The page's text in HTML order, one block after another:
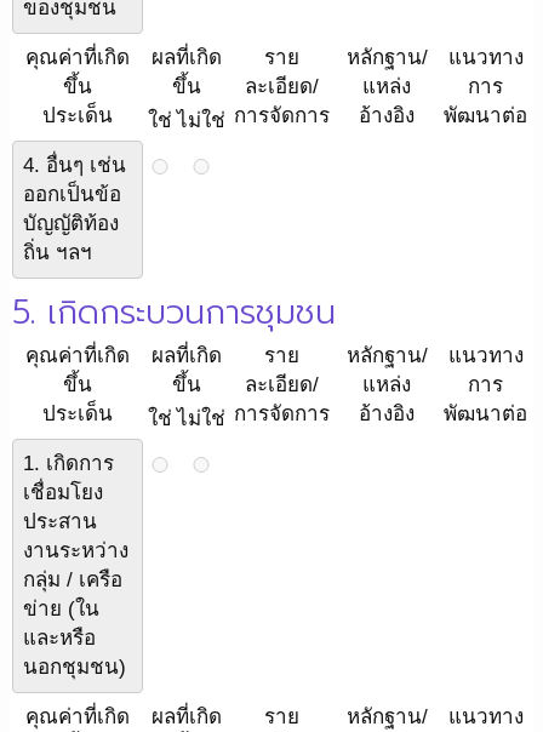
ของชุมชน
คุณค่าที่เกิด
ขึ้น
ประเด็น
ผลที่เกิด
ขึ้น
ราย
ละเอียด/
การจัดการ
หลักฐาน/
แหล่ง
อ้างอิง
แนวทาง
การ
พัฒนาต่อ
ใช่ ไม่ใช่
4. อื่นๆ เช่น
ออกเป็นข้อ
บัญญัติท้อง
ถิ่น ฯลฯ
5. เกิดกระบวนการชุมชน
คุณค่าที่เกิด
ขึ้น
ประเด็น
ผลที่เกิด
ขึ้น
ราย
ละเอียด/
การจัดการ
หลักฐาน/
แหล่ง
อ้างอิง
แนวทาง
การ
พัฒนาต่อ
ใช่ ไม่ใช่
1. เกิดการ
เชื่อมโยง
ประสาน
งานระหว่าง
กลุ่ม / เครือ
ข่าย (ใน
และหรือ
นอกชุมชน)
คุณค่าที่เกิด
ผลที่เกิด
ราย
หลักฐาน/
แนวทาง